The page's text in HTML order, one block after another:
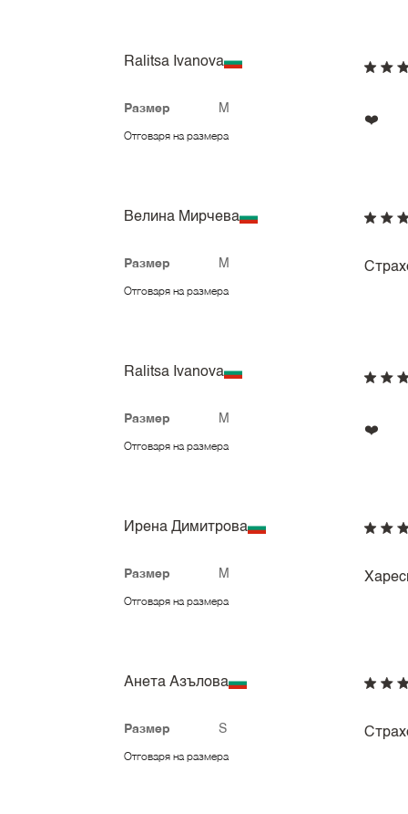
Ralitsa Ivanova
Размер M
Отговаря на размера
❤️
Велина Мирчева
Размер M
Отговаря на размера
Ralitsa Ivanova
Размер M
Отговаря на размера
❤️
Ирена Димитрова
Размер M
Отговаря на размера
Анета Азълова
Размер S
Отговаря на размера